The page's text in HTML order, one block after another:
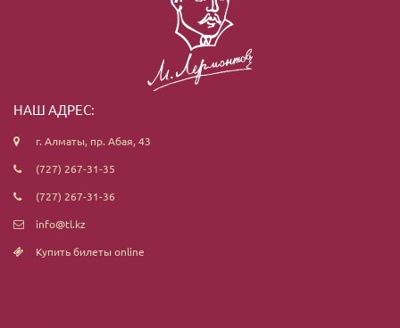
НАШ АДРЕС:
г. Алматы, пр. Абая, 43
(727) 267-31-35
(727) 267-31-36
info@tl.kz
Купить билеты online